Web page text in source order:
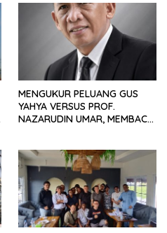
MENGUKUR PELUANG GUS
YAHYA VERSUS PROF.
NAZARUDIN UMAR, MEMBACA